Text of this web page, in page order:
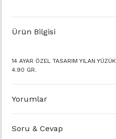
Ürün Bilgisi
14 AYAR ÖZEL TASARIM YILAN YÜZÜK
4.90 GR.
Yorumlar
Soru & Cevap